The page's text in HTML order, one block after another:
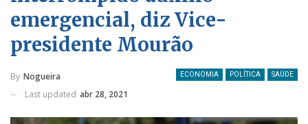
emergencial, diz Vice-
presidente Mourão
ECONOMIA POLÍTICA SAÚDE
By Nogueira
Last updated abr 28, 2021